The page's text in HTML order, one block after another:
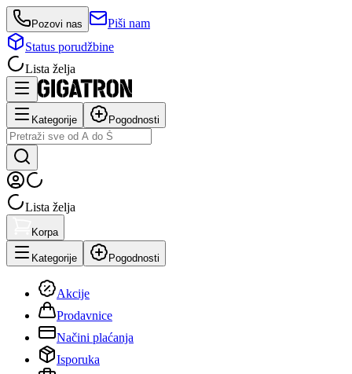
Pozovi nas
Piši nam
Status porudžbine
Lista želja
Kategorije Pogodnosti
Lista želja
Korpa
Kategorije Pogodnosti
Akcije
Prodavnice
Načini plaćanja
Isporuka